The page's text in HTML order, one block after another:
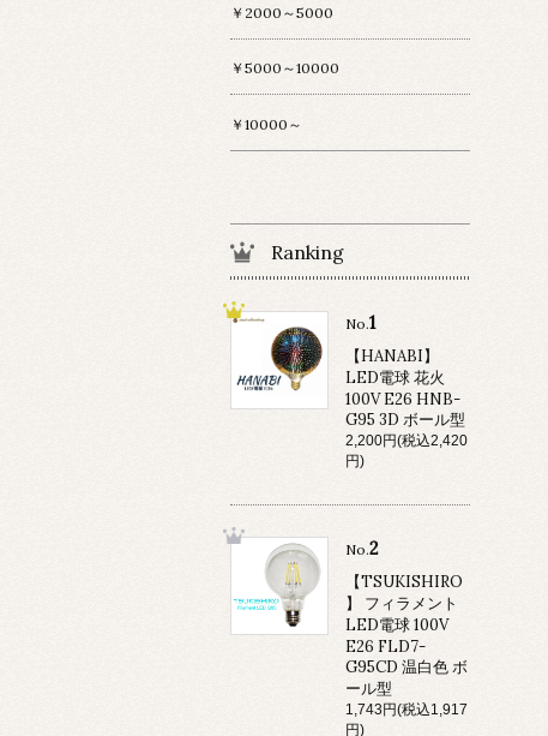
￥2000～5000
￥5000～10000
￥10000～
Ranking
No.1
【HANABI】
LED電球 花火
100V E26 HNB-
G95 3D ボール型
2,200円(税込2,420
円)
No.2
【TSUKISHIRO
】 フィラメント
LED電球 100V
E26 FLD7-
G95CD 温白色 ボ
ール型
1,743円(税込1,917
円)